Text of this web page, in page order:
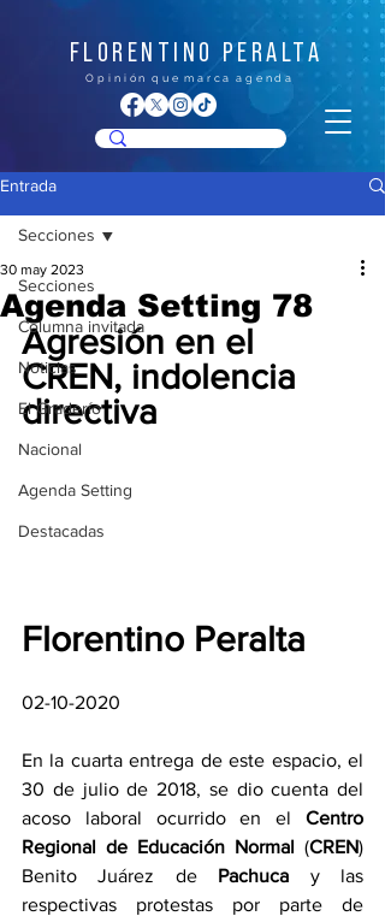
FLORENTINO PERALTA
O p i n i ó n q u e m a r c a a g e n d a
Entrada
Secciones
Columna invitada
Noticias
El Graderío
Nacional
Agenda Setting
Destacadas
Secciones
Agenda Setting 78
30 may 2023
Agresión en el
CREN, indolencia
directiva
Florentino Peralta
02-10-2020
En la cuarta entrega de este espacio, el
30 de julio de 2018, se dio cuenta del
acoso laboral ocurrido en el Centro
Regional de Educación Normal (CREN)
Benito Juárez de Pachuca y las
respectivas protestas por parte de